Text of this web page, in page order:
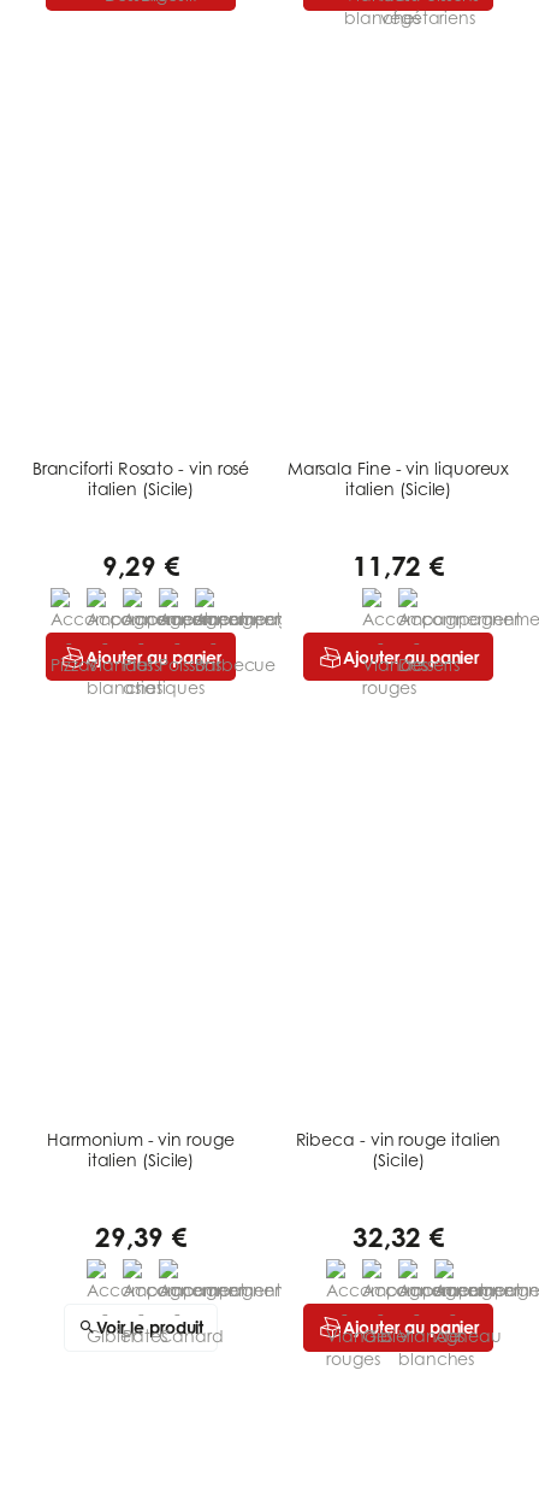
Branciforti Rosato - vin rosé
italien (Sicile)
9,29 €
Ajouter au panier
Marsala Fine - vin liquoreux
italien (Sicile)
11,72 €
Ajouter au panier
Harmonium - vin rouge
italien (Sicile)
29,39 €
Voir le produit
Ribeca - vin rouge italien
(Sicile)
32,32 €
Ajouter au panier